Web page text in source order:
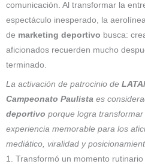
comunicación. Al transformar la
espectáculo inesperado, la
de marketing deportivo busca:
aficionados recuerden mucho
terminado.
La activación de patrocinio de
Campeonato Paulista es
deportivo porque logra
experiencia memorable para los
mediático, viralidad y
1. Transformó un momento